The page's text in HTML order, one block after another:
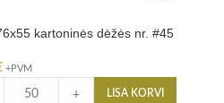
kartoninės dėžės nr. #45
+PVM
+ LISA KORVI